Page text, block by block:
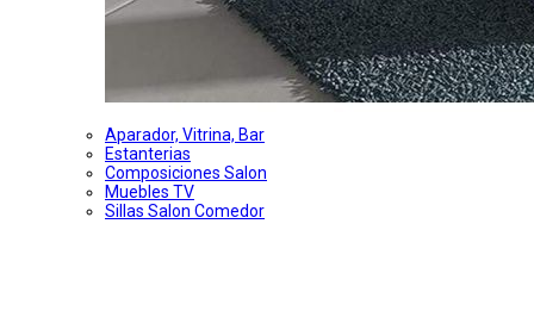
Aparador, Vitrina, Bar
Estanterias
Composiciones Salon
Muebles TV
Sillas Salon Comedor